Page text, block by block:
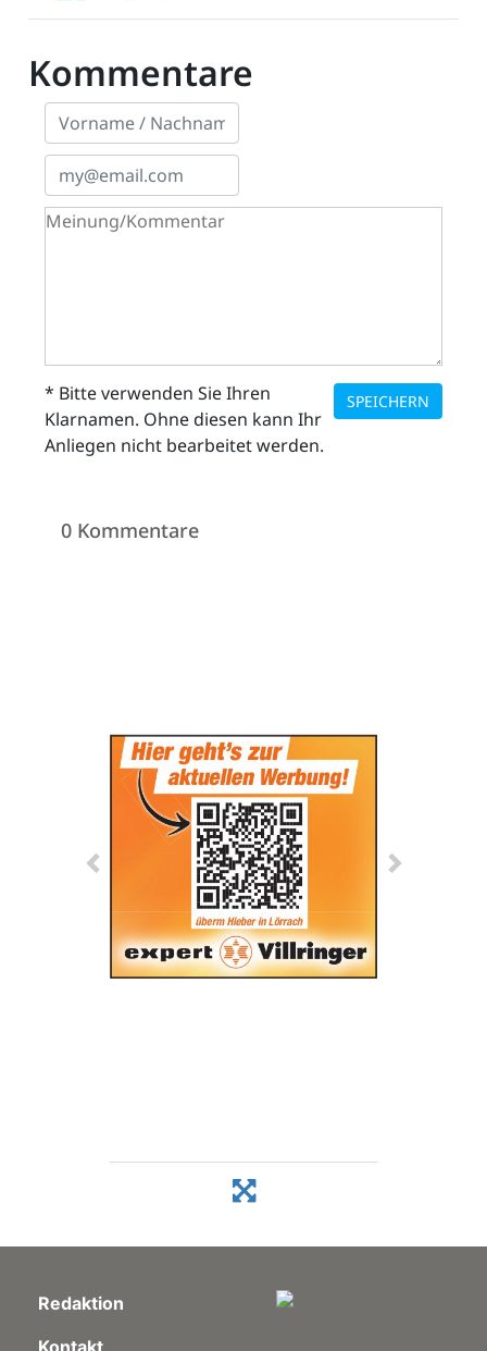
Kommentare
SPEICHERN
* Bitte verwenden Sie Ihren
Klarnamen. Ohne diesen kann Ihr
Anliegen nicht bearbeitet werden.
0 Kommentare
Redaktion
Kontakt